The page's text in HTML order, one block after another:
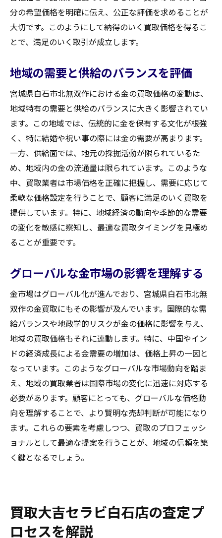
分の希望価格を明確に伝え、公正な評価を求めることが
大切です。このようにして納得のいく買取価格を得るこ
とで、満足のいく取引が成立します。
地域の需要と供給のバランスを評価
宮城県白石市北無双作における金の買取価格の変動は、
地域特有の需要と供給のバランスに大きく影響されてい
ます。この地域では、伝統的に金を保有する文化が根強
く、特に結婚や祝い事の際には金の需要が高まります。
一方、供給面では、地元の採掘活動が限られているた
め、地域内の金の流通量は限られています。このような
中、買取業者は市場価格を正確に把握し、需要に応じて
柔軟な価格設定を行うことで、顧客に満足のいく買取を
提供しています。特に、地域経済の動向や季節的な需要
の変化を敏感に察知し、最適な買取タイミングを見極め
ることが重要です。
グローバルな金市場の影響を理解する
金市場はグローバル化が進んでおり、宮城県白石市北無
双作の金買取にもその影響が及んでいます。国際的な需
給バランスや地政学的リスクが金の価格に影響を与え、
地域の買取価格もそれに連動します。特に、中国やイン
ドの経済成長による金需要の増加は、価格上昇の一因と
なっています。このようなグローバルな市場動向を踏ま
え、地域の買取業者は国際市場の変化に迅速に対応する
必要があります。顧客にとっても、グローバルな価格動
向を理解することで、より賢明な売却判断が可能になり
ます。これらの要素を考慮しつつ、買取のプロフェッシ
ョナルとして最適な提案を行うことが、地域の信頼を築
く鍵となるでしょう。
買取大吉セラビ白石店の査定プ
ロセスを解説